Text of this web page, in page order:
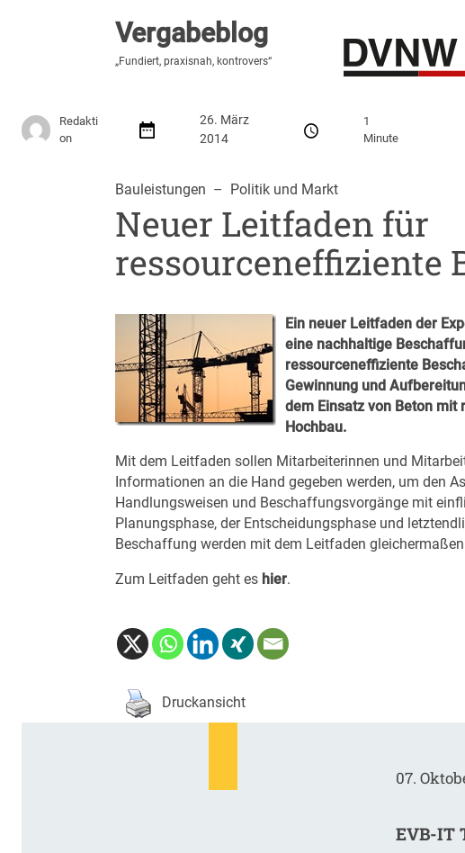
Vergabeblog
„Fundiert, praxisnah, kontrovers“
Vergabeblog
„Hier lesen Sie es zuerst“
Redakti
on
26. März
2014
1
Minute
Bauleistungen
  –
Politik und Markt
Neuer Leitfaden für
ressourceneffiziente
Ein neuer Leitfaden der
eine nachhaltige
ressourceneffiziente
Gewinnung und
dem Einsatz von Beton mit
Hochbau.
Mit dem Leitfaden sollen Mitarbeiterinnen und
Informationen an die Hand gegeben werden, um den
Handlungsweisen und Beschaffungsvorgänge mit
Planungsphase, der Entscheidungsphase und
Beschaffung werden mit dem Leitfaden
Zum Leitfaden geht es hier.
Druckansicht
07.
EVB-IT